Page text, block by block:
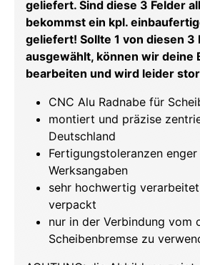
geliefert. Sind diese 3 Felder
bekommst ein kpl.
geliefert! Sollte 1 von diesen 3
ausgewählt, können wir deine
bearbeiten und wird leider
CNC Alu Radnabe für
montiert und präzise
Deutschland
Fertigungstoleranzen
Werksangaben
sehr hochwertig
verpackt
nur in der Verbindung vom
Scheibenbremse zu